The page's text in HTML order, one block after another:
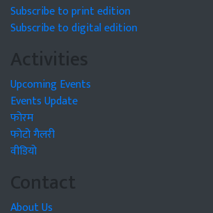
Subscribe to print edition
Subscribe to digital edition
Activities
Upcoming Events
Events Update
फोरम
फोटो गैलरी
वीडियो
Contact
About Us